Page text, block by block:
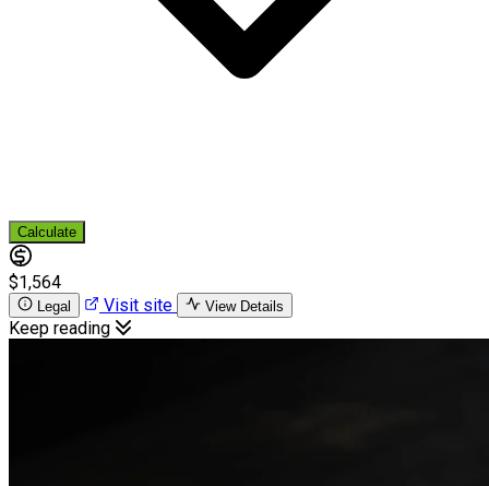
Calculate
$1,564
Legal Visit site View Details
Keep reading